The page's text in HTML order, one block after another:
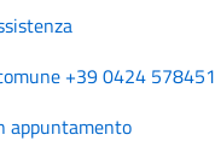
+39 0424 578451
appuntamento